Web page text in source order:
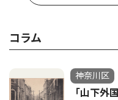
コラム
神奈川区
「山下